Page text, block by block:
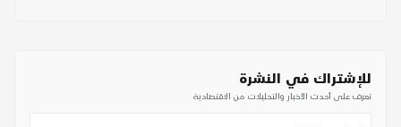
في النشرة
أحدث الأخبار والتحليلات من الاقتصادية